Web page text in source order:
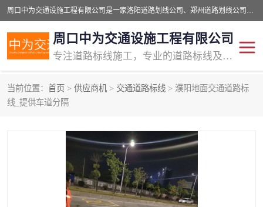
周口中为交通设施工程有限公司是一家洛阳道路划线公司、郑州道路划线公司、平顶山道路车位划线公司、开封车位划线公司、许昌道路车位划线公司、漯河道路车位划线公司，公司始终坚持“诚信、匠心、专注”的宗旨；我们的经营理念是：的服务。
周口中为交通设施工程有限公司
专注道路标线施工，专业的道路标线及交通设施施工服务商!
当前位置： 首页 > 供应商机 > 交通道路标线 > 濮阳地面交通道路标
线_提供车道分隔
交通道路标线
道路标线划线 马路标线
道路划线